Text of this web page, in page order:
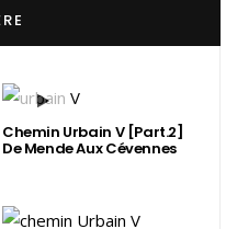
Chemin Urbain V [Part.2]
De Mende Aux Cévennes